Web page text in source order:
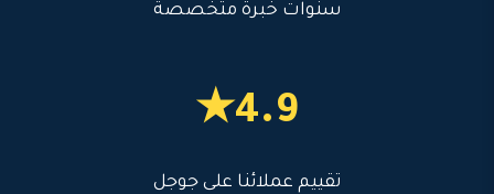
سنوات خبرة متخصصة
4.9★
تقييم عملائنا على جوجل